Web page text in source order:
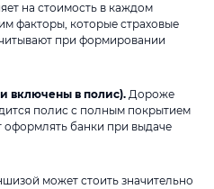
на стоимость в каждом
факторы, которые страховые
при формировании
включены в полис). Дороже
полис с полным покрытием
оформлять банки при выдаче
может стоить значительно